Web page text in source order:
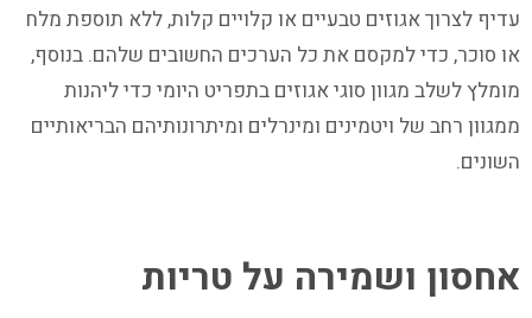
עדיף לצרוך אגוזים טבעיים או קלויים קלות, ללא תוספת מלח
או סוכר, כדי למקסם את כל הערכים החשובים שלהם. בנוסף,
מומלץ לשלב מגוון סוגי אגוזים בתפריט היומי כדי ליהנות
ממגוון רחב של ויטמינים ומינרלים ומיתרונותיהם הבריאותיים
השונים.
אחסון ושמירה על טריות